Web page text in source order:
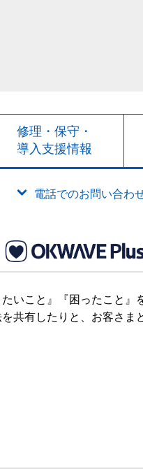
修理・保守・
導入支援情報
電話でのお問い合わ
いこと』『困ったこと』
共有したりと、お客さま